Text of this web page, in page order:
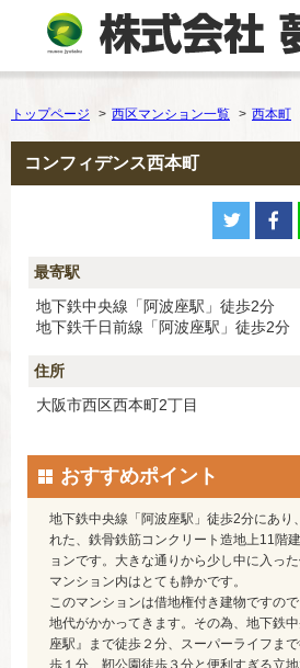
トップページ 西区マンション一覧 西本町
コンフィデンス西本町
最寄駅
地下鉄中央線「阿波座駅」徒歩2分
地下鉄千日前線「阿波座駅」徒歩2分
住所
大阪市西区西本町2丁目
おすすめポイント
地下鉄中央線「阿波座駅」徒歩2分にあり
れた、鉄骨鉄筋コンクリート造地上11階
ョンです。大きな通りから少し中に入っ
マンション内はとても静かです。
このマンションは借地権付き建物ですの
地代がかかってきます。その為、地下鉄
座駅』まで徒歩２分、スーパーライフま
歩１分、靭公園徒歩３分と便利すぎる立